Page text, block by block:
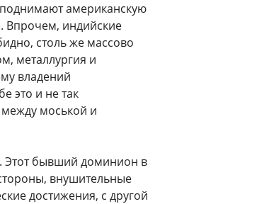
американскую
Впрочем, индийские
столь же массово
металлургия и
владений
это и не так
моськой и
Этот бывший доминион в
внушительные
достижения, с другой